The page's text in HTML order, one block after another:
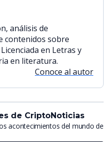
análisis de
contenidos sobre
en Letras y
en literatura.
Conoce al autor
de CriptoNoticias
acontecimientos del mundo de